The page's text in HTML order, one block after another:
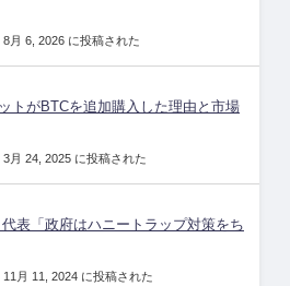
8月 6, 2026 に投稿された
トがBTCを追加購入した理由と市場
3月 24, 2025 に投稿された
表「政府はハニートラップ対策をち
11月 11, 2024 に投稿された